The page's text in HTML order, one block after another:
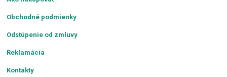
Obchodné podmienky
Odstúpenie od zmluvy
Reklamácia
Kontakty